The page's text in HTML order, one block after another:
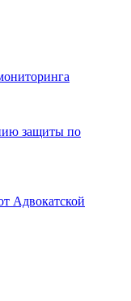
защиты по
Адвокатской